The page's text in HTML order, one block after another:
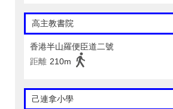
高主教書院
香港半山羅便臣道二號
距離 210m
己連拿小學